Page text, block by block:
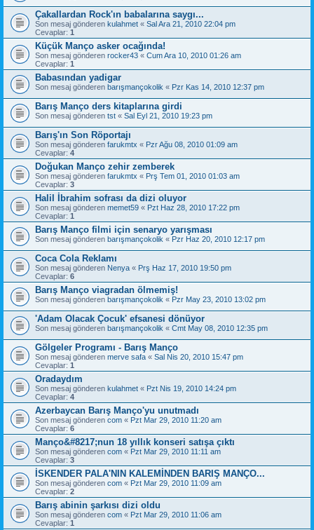
Çakallardan Rock'ın babalarına saygı...
Son mesaj gönderen kulahmet « Sal Ara 21, 2010 22:04 pm
Cevaplar: 1
Küçük Manço asker ocağında!
Son mesaj gönderen rocker43 « Cum Ara 10, 2010 01:26 am
Cevaplar: 1
Babasından yadigar
Son mesaj gönderen barışmançokolik « Pzr Kas 14, 2010 12:37 pm
Barış Manço ders kitaplarına girdi
Son mesaj gönderen tst « Sal Eyl 21, 2010 19:23 pm
Barış'ın Son Röportajı
Son mesaj gönderen farukmtx « Pzr Ağu 08, 2010 01:09 am
Cevaplar: 4
Doğukan Manço zehir zemberek
Son mesaj gönderen farukmtx « Prş Tem 01, 2010 01:03 am
Cevaplar: 3
Halil İbrahim sofrası da dizi oluyor
Son mesaj gönderen memet59 « Pzt Haz 28, 2010 17:22 pm
Cevaplar: 1
Barış Manço filmi için senaryo yarışması
Son mesaj gönderen barışmançokolik « Pzr Haz 20, 2010 12:17 pm
Coca Cola Reklamı
Son mesaj gönderen Nenya « Prş Haz 17, 2010 19:50 pm
Cevaplar: 6
Barış Manço viagradan ölmemiş!
Son mesaj gönderen barışmançokolik « Pzr May 23, 2010 13:02 pm
'Adam Olacak Çocuk' efsanesi dönüyor
Son mesaj gönderen barışmançokolik « Cmt May 08, 2010 12:35 pm
Gölgeler Programı - Barış Manço
Son mesaj gönderen merve safa « Sal Nis 20, 2010 15:47 pm
Cevaplar: 1
Oradaydım
Son mesaj gönderen kulahmet « Pzt Nis 19, 2010 14:24 pm
Cevaplar: 4
Azerbaycan Barış Manço'yu unutmadı
Son mesaj gönderen com « Pzt Mar 29, 2010 11:20 am
Cevaplar: 6
Manço&#8217;nun 18 yıllık konseri satışa çıktı
Son mesaj gönderen com « Pzt Mar 29, 2010 11:11 am
Cevaplar: 3
İSKENDER PALA'NIN KALEMİNDEN BARIŞ MANÇO...
Son mesaj gönderen com « Pzt Mar 29, 2010 11:09 am
Cevaplar: 2
Barış abinin şarkısı dizi oldu
Son mesaj gönderen com « Pzt Mar 29, 2010 11:06 am
Cevaplar: 1